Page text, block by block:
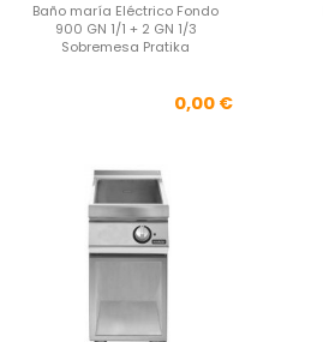
Baño maría Eléctrico Fondo
900 GN 1/1 + 2 GN 1/3
Sobremesa Pratika
Precio
0,00 €